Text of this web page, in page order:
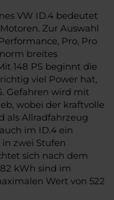
VW ID.4 bedeutet
Zur Auswahl
Pro, Pro
breites
148 PS beginnt die
viel Power hat,
Gefahren wird mit
wobei der kraftvolle
als Allradfahrzeug
im ID.4 ein
zwei Stufen
sich nach dem
kWh sind im
Wert von 522